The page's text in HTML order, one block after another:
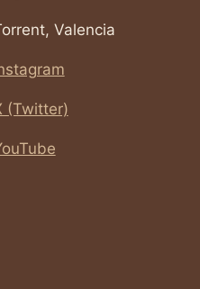
Valencia
(Twitter)